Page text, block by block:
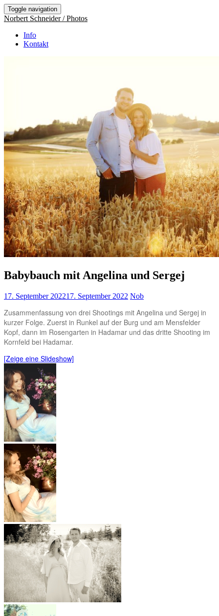
Toggle navigation
Norbert Schneider / Photos
Info
Kontakt
Babybauch mit Angelina und Sergej
17. September 202217. September 2022 Nob
Zusammenfassung von drei Shootings mit Angelina und Sergej in
kurzer Folge. Zuerst in Runkel auf der Burg und am Mensfelder
Kopf, dann im Rosengarten in Hadamar und das dritte Shooting im
Kornfeld bei Hadamar.
[Zeige eine Slideshow]